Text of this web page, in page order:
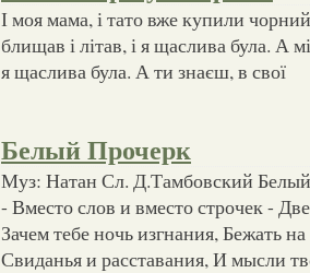
І моя мама, і тато вже купили
блищав і літав, і я щаслива була. А
я щаслива була. А ти знаєш, в свої
Белый Прочерк
Муз: Натан Сл. Д.Тамбовский
- Вместо слов и вместо строчек -
Зачем тебе ночь изгнания, Бежать
Свиданья и расставания, И мысли